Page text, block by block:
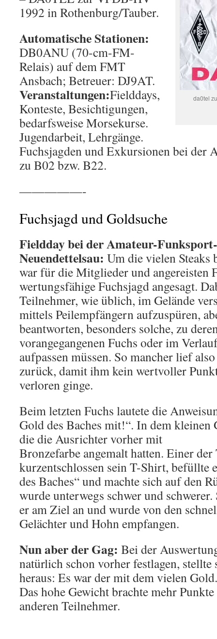
da0tel
1992 in Rothenburg/Tauber.
Automatische Stationen:
DB0ANU (70-cm-FM-
Relais) auf dem FMT
Ansbach; Betreuer: DJ9AT.
Veranstaltungen:Fielddays,
Konteste, Besichtigungen,
bedarfsweise Morsekurse.
Jugendarbeit, Lehrgänge.
Fuchsjagden und Exkursionen bei der
zu B02 bzw. B22.
—————-
Fuchsjagd und Goldsuche
Fieldday bei der Amateur-
Neuendettelsau: Um die vielen Steaks
war für die Mitglieder und angereisten
wertungsfähige Fuchsjagd angesagt.
Teilnehmer, wie üblich, im Gelände
mittels Peil­empfängern aufzuspüren,
beantworten, besonders solche, zu
vorangegangenen Fuchs oder im
aufpassen müssen. So mancher lief
zurück, damit ihm kein wertvoller
verloren ginge.
Beim letzten Fuchs lautete die
Gold des Baches mit!“. In dem kleinen
die die Ausrichter vorher mit
Bronzefarbe angemalt hatten. Einer
kurzentschlossen sein T-Shirt, befüllte
des Baches“ und machte sich auf den
wurde unterwegs schwer und
er am Ziel an und wurde von den
Gelächter und Hohn empfangen.
Nun aber der Gag: Bei der
natürlich schon vorher festlagen,
heraus: Es war der mit dem vielen Gold.
Das hohe Gewicht brachte mehr
anderen Teilnehmer.